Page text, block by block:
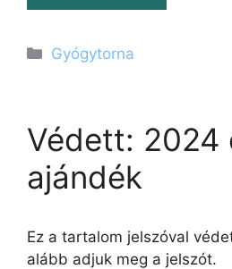
Kategória
Gyógytorna
Védett: 2024
ajándék
Ez a tartalom jelszóval
alább adjuk meg a jelszót.